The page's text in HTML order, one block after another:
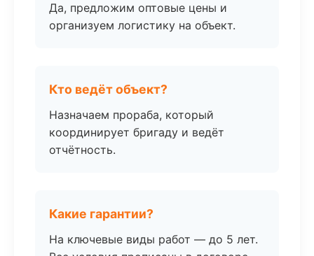
Да, предложим оптовые цены и
организуем логистику на объект.
Кто ведёт объект?
Назначаем прораба, который
координирует бригаду и ведёт
отчётность.
Какие гарантии?
На ключевые виды работ — до 5 лет.